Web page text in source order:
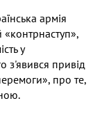
армія
у
з'явився привід
про те,